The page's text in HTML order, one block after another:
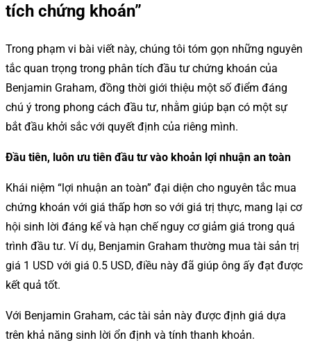
tích chứng khoán”
Trong phạm vi bài viết này, chúng tôi tóm gọn những nguyên
tắc quan trọng trong phân tích đầu tư chứng khoán của
Benjamin Graham, đồng thời giới thiệu một số điểm đáng
chú ý trong phong cách đầu tư, nhằm giúp bạn có một sự
bắt đầu khởi sắc với quyết định của riêng mình.
Đầu tiên, luôn ưu tiên đầu tư vào khoản lợi nhuận an toàn
Khái niệm “lợi nhuận an toàn” đại diện cho nguyên tắc mua
chứng khoán với giá thấp hơn so với giá trị thực, mang lại cơ
hội sinh lời đáng kể và hạn chế nguy cơ giảm giá trong quá
trình đầu tư. Ví dụ, Benjamin Graham thường mua tài sản trị
giá 1 USD với giá 0.5 USD, điều này đã giúp ông ấy đạt được
kết quả tốt.
Với Benjamin Graham, các tài sản này được định giá dựa
trên khả năng sinh lời ổn định và tính thanh khoản.